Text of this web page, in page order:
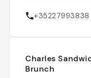
Charles
Brunch